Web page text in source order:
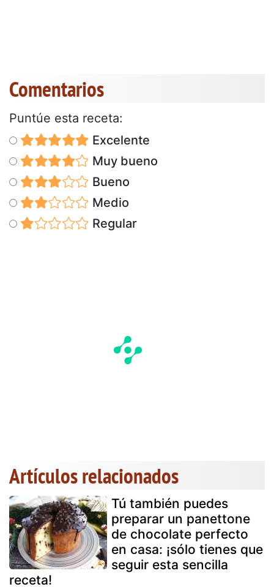
Comentarios
Puntúe esta receta:
Excelente
Muy bueno
Bueno
Medio
Regular
Artículos relacionados
Tú también puedes
preparar un panettone
de chocolate perfecto
en casa: ¡sólo tienes que
seguir esta sencilla
receta!